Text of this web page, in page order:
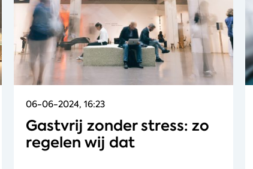
06-06-2024, 16:23
Gastvrij zonder stress: zo
regelen wij dat